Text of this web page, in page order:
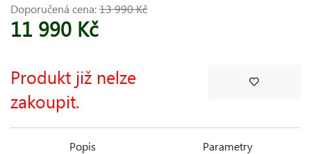
Doporučená cena:13 990 Kč
11 990 Kč
Produkt již nelze
zakoupit.
Popis Parametry